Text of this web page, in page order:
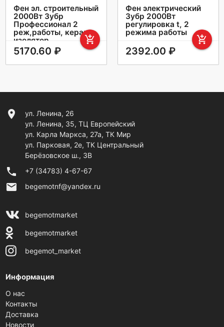
Фен эл. строительный
2000Вт Зубр
Профессионал 2
реж,работы, керам
изолятор
add_shopping_cart
5170.60 ₽
Фен электрический
Зубр 2000Вт
регулировка t, 2
режима работы
add_shopping_cart
2392.00 ₽
location_on
ул. Ленина, 26
ул. Ленина, 35, ТЦ Европейский
ул. Карла Маркса, 27а, ТК Мир
ул. Парковая, 2е, ТК Центральный
Берёзовское ш., 3В
phone +7 (34783) 4-67-67
email begemotnf@yandex.ru
begemotmarket
begemotmarket
begemot_market
Информация
О нас
Контакты
Доставка
Новости